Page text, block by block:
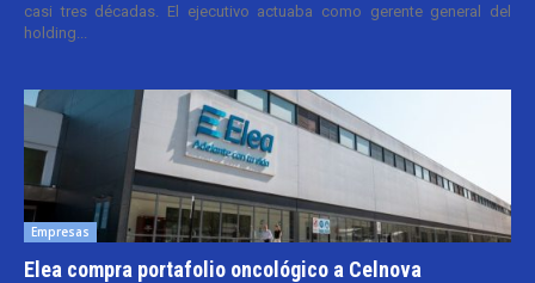
casi tres décadas. El ejecutivo actuaba como gerente general del
holding...
Empresas
Elea compra portafolio oncológico a Celnova